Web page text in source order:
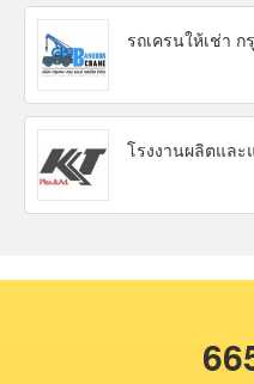
รถเครนให้เช่า
โรงงานผลิตแล